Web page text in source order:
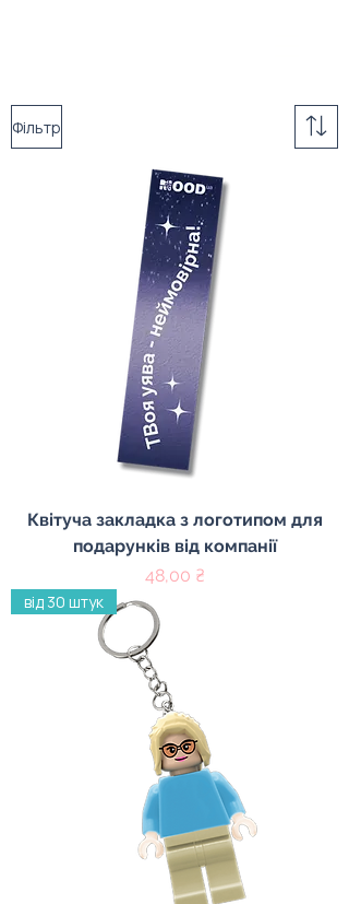
Фільтр
Квітуча закладка з логотипом для
подарунків від компанії
Ціна
48,00 ₴
від 30 штук